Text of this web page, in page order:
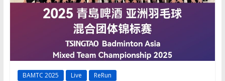
a
BAMTC 2025 Live ReRun